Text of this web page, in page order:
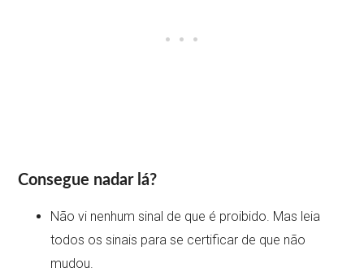
Consegue nadar lá?
Não vi nenhum sinal de que é proibido. Mas leia
todos os sinais para se certificar de que não
mudou.